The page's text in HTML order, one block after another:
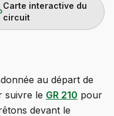
Carte interactive du
circuit
au départ de
suivre le GR 210 pour
devant le